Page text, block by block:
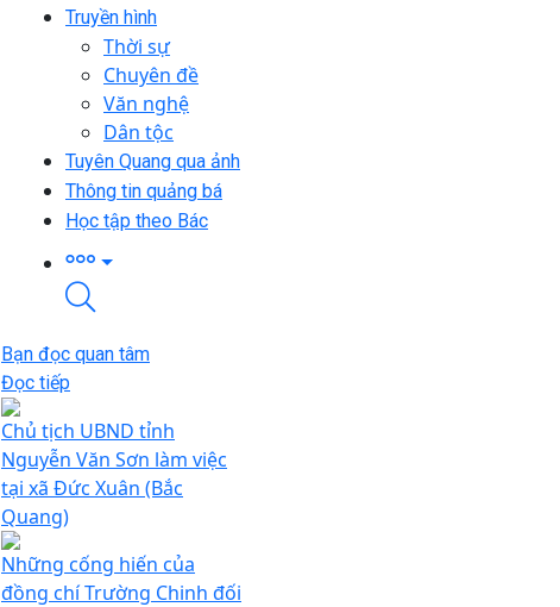
Truyền hình
Thời sự
Chuyên đề
Văn nghệ
Dân tộc
Tuyên Quang qua ảnh
Thông tin quảng bá
Học tập theo Bác
Bạn đọc quan tâm
Đọc tiếp
Chủ tịch UBND tỉnh
Nguyễn Văn Sơn làm việc
tại xã Đức Xuân (Bắc
Quang)
Những cống hiến của
đồng chí Trường Chinh đối